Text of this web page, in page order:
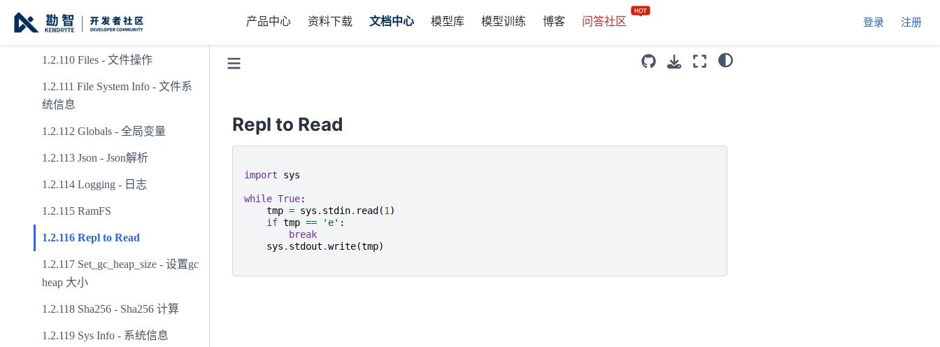
产品中心 资料下载 文档中心 模型库 模型训练 博客 问答社区 登录 注册
CRC16 - CRC16 计算
Files - 文件操作
File System Info - 文件系
统信息
Globals - 全局变量
Json - Json解析
Logging - 日志
RamFS
Repl to Read
Set_gc_heap_size - 设置gc
heap 大小
Sha256 - Sha256 计算
Sys Info - 系统信息
Repl to Read
import sys
while True:
tmp = sys . stdin. read (1 )
if tmp == 'e' :
break
sys . stdout .write(tmp)